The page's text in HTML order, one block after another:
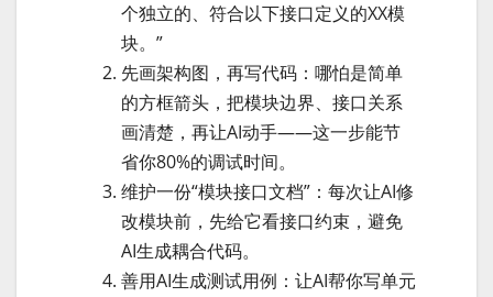
个独立的、符合以下接口定义的XX模
块。”
先画架构图，再写代码：哪怕是简单
的方框箭头，把模块边界、接口关系
画清楚，再让AI动手——这一步能节
省你80%的调试时间。
维护一份“模块接口文档”：每次让AI修
改模块前，先给它看接口约束，避免
AI生成耦合代码。
善用AI生成测试用例：让AI帮你写单元